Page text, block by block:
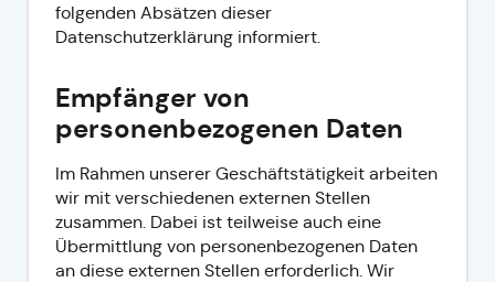
folgenden Absätzen dieser
Datenschutzerklärung informiert.
Empfänger von
personenbezogenen Daten
Im Rahmen unserer Geschäftstätigkeit arbeiten
wir mit verschiedenen externen Stellen
zusammen. Dabei ist teilweise auch eine
Übermittlung von personenbezogenen Daten
an diese externen Stellen erforderlich. Wir